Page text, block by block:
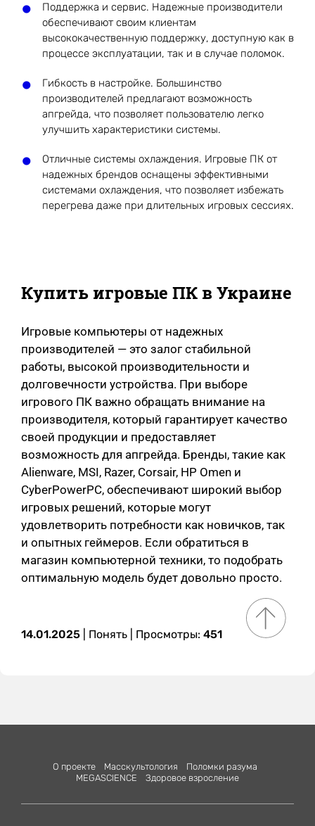
Поддержка и сервис. Надежные производители
обеспечивают своим клиентам
высококачественную поддержку, доступную как в
процессе эксплуатации, так и в случае поломок.
Гибкость в настройке. Большинство
производителей предлагают возможность
апгрейда, что позволяет пользователю легко
улучшить характеристики системы.
Отличные системы охлаждения. Игровые ПК от
надежных брендов оснащены эффективными
системами охлаждения, что позволяет избежать
перегрева даже при длительных игровых сессиях.
Купить игровые ПК в Украине
Игровые компьютеры от надежных
производителей — это залог стабильной
работы, высокой производительности и
долговечности устройства. При выборе
игрового ПК важно обращать внимание на
производителя, который гарантирует качество
своей продукции и предоставляет
возможность для апгрейда. Бренды, такие как
Alienware, MSI, Razer, Corsair, HP Omen и
CyberPowerPC, обеспечивают широкий выбор
игровых решений, которые могут
удовлетворить потребности как новичков, так
и опытных геймеров. Если обратиться в
магазин компьютерной техники, то подобрать
оптимальную модель будет довольно просто.
14.01.2025 Понять | Просмотры: 451
О проекте Масскультология
Поломки разума
MEGASCIENСE
Здоровое взросление